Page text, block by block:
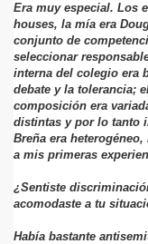
Era muy especial. Los
houses, la mía era
conjunto de
seleccionar
interna del colegio era
debate y la tolerancia;
composición era
distintas y por lo tanto
Breña era
a mis primeras
¿Sentiste
acomodaste a tu
Había bastante